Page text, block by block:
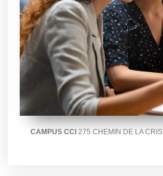
CAMPUS CCI 275 CHEMIN DE LA